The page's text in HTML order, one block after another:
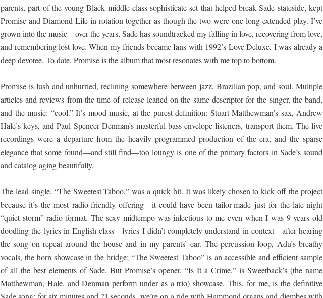
parents, part of the young Black middle-class sophisticate set that helped break Sade stateside, kept
Promise and Diamond Life in rotation together as though the two were one long extended play. I’ve
grown into the music—over the years, Sade has soundtracked my falling in love, recovering from love,
and remembering lost love. When my friends became fans with 1992’s Love Deluxe, I was already a
deep devotee. To date, Promise is the album that most resonates with me top to bottom.
Promise is lush and unhurried, reclining somewhere between jazz, Brazilian pop, and soul. Multiple
articles and reviews from the time of release leaned on the same descriptor for the singer, the band,
and the music: “cool.” It’s mood music, at the purest definition: Stuart Matthewman’s sax, Andrew
Hale’s keys, and Paul Spencer Denman’s masterful bass envelope listeners, transport them. The live
recordings were a departure from the heavily programmed production of the era, and the sparse
elegance that some found—and still find—too loungy is one of the primary factors in Sade’s sound
and catalog aging beautifully.
The lead single, “The Sweetest Taboo,” was a quick hit. It was likely chosen to kick off the project
because it’s the most radio-friendly offering—it could have been tailor-made just for the late-night
“quiet storm” radio format. The sexy midtempo was infectious to me even when I was 9 years old
doodling the lyrics in English class—lyrics I didn’t completely understand in context—after hearing
the song on repeat around the house and in my parents’ car. The percussion loop, Adu’s breathy
vocals, the horn showcase in the bridge; “The Sweetest Taboo” is an accessible and efficient sample
of all the best elements of Sade. But Promise’s opener, “Is It a Crime,” is Sweetback’s (the name
Matthewman, Hale, and Denman perform under as a trio) showcase. This, for me, is the definitive